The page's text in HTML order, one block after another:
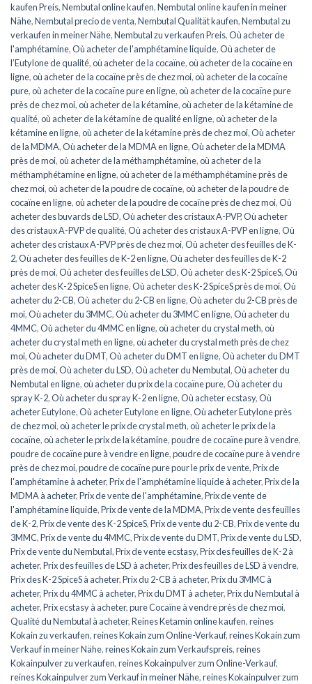
kaufen Preis,Nembutal online kaufen,Nembutal online kaufen in meiner
Nähe,Nembutal precio de venta,Nembutal Qualität kaufen,Nembutal zu
verkaufen in meiner Nähe,Nembutal zu verkaufen Preis,Où acheter de
l'amphétamine,Où acheter de l'amphétamine liquide,Où acheter de
l’Eutylone de qualité,où acheter de la cocaïne,où acheter de la cocaïne en
ligne,où acheter de la cocaïne près de chez moi,où acheter de la cocaïne
pure,où acheter de la cocaïne pure en ligne,où acheter de la cocaïne pure
près de chez moi,où acheter de la kétamine,où acheter de la kétamine de
qualité,où acheter de la kétamine de qualité en ligne,où acheter de la
kétamine en ligne,où acheter de la kétamine près de chez moi,Où acheter
de la MDMA,Où acheter de la MDMA en ligne,Où acheter de la MDMA
près de moi,où acheter de la méthamphétamine,où acheter de la
méthamphétamine en ligne,où acheter de la méthamphétamine près de
chez moi,où acheter de la poudre de cocaïne,où acheter de la poudre de
cocaïne en ligne,où acheter de la poudre de cocaïne près de chez moi,Où
acheter des buvards de LSD,Où acheter des cristaux A-PVP,Où acheter
des cristaux A-PVP de qualité,Où acheter des cristaux A-PVP en ligne,Où
acheter des cristaux A-PVP près de chez moi,Où acheter des feuilles de K-
2,Où acheter des feuilles de K-2 en ligne,Où acheter des feuilles de K-2
près de moi,Où acheter des feuilles de LSD,Où acheter des K-2 SpiceS,Où
acheter des K-2 SpiceS en ligne,Où acheter des K-2 SpiceS près de moi,Où
acheter du 2-CB,Où acheter du 2-CB en ligne,Où acheter du 2-CB près de
moi,Où acheter du 3MMC,Où acheter du 3MMC en ligne,Où acheter du
4MMC,Où acheter du 4MMC en ligne,où acheter du crystal meth,où
acheter du crystal meth en ligne,où acheter du crystal meth près de chez
moi,Où acheter du DMT,Où acheter du DMT en ligne,Où acheter du DMT
près de moi,Où acheter du LSD,Où acheter du Nembutal,Où acheter du
Nembutal en ligne,où acheter du prix de la cocaïne pure,Où acheter du
spray K-2,Où acheter du spray K-2 en ligne,Où acheter ecstasy,Où
acheter Eutylone,Où acheter Eutylone en ligne,Où acheter Eutylone près
de chez moi,où acheter le prix de crystal meth,où acheter le prix de la
cocaïne,où acheter le prix de la kétamine,poudre de cocaïne pure à vendre,
poudre de cocaïne pure à vendre en ligne,poudre de cocaïne pure à vendre
près de chez moi,poudre de cocaïne pure pour le prix de vente,Prix de
l'amphétamine à acheter,Prix de l'amphétamine liquide à acheter,Prix de la
MDMA à acheter,Prix de vente de l'amphétamine,Prix de vente de
l'amphétamine liquide,Prix de vente de la MDMA,Prix de vente des feuilles
de K-2,Prix de vente des K-2 SpiceS,Prix de vente du 2-CB,Prix de vente du
3MMC,Prix de vente du 4MMC,Prix de vente du DMT,Prix de vente du LSD,
Prix de vente du Nembutal,Prix de vente ecstasy,Prix des feuilles de K-2 à
acheter,Prix des feuilles de LSD à acheter,Prix des feuilles de LSD à vendre,
Prix des K-2 SpiceS à acheter,Prix du 2-CB à acheter,Prix du 3MMC à
acheter,Prix du 4MMC à acheter,Prix du DMT à acheter,Prix du Nembutal à
acheter,Prix ecstasy à acheter,pure Cocaïne à vendre près de chez moi,
Qualité du Nembutal à acheter,Reines Ketamin online kaufen,reines
Kokain zu verkaufen,reines Kokain zum Online-Verkauf,reines Kokain zum
Verkauf in meiner Nähe,reines Kokain zum Verkaufspreis,reines
Kokainpulver zu verkaufen,reines Kokainpulver zum Online-Verkauf,
reines Kokainpulver zum Verkauf in meiner Nähe,reines Kokainpulver zum